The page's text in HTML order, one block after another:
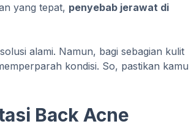
yang tepat, penyebab jerawat di
alami. Namun, bagi sebagian kulit
kondisi. So, pastikan kamu
Back Acne